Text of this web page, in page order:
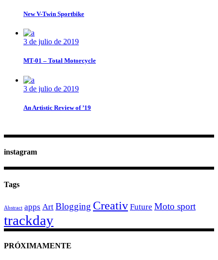
New V-Twin Sportbike
3 de julio de 2019
MT-01 – Total Motorcycle
3 de julio de 2019
An Artistic Review of ’19
instagram
Tags
Abstract apps Art Blogging Creativ Future Moto sport
trackday
PRÓXIMAMENTE